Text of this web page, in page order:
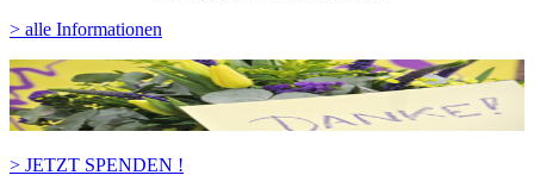
> alle Informationen
> JETZT SPENDEN !